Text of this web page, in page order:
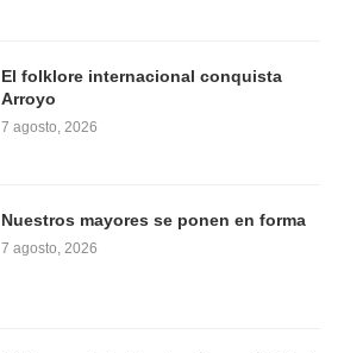
El folklore internacional conquista
Arroyo
7 agosto, 2026
Nuestros mayores se ponen en forma
7 agosto, 2026